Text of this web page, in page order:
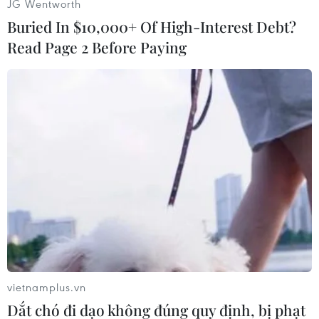
giản. Công ty đã phát triển một bộ đèn LED giúp
thực phẩm tăg trưởng có thể linh hoạt bù đắp
lượng ánh sáng thiếu trong Trang trại thông
Một đại diện của công ty cho biết, “Sau đại dịch
COVID-19, nhu cầu mở rộng thị trường Trang
trại thông minh ICT không chỉ trong nước mà ở
các nước có vĩ độ cao như Canada, Bắc Mỹ sẽ
tăng cao và sản phẩm sẽ đóng một vai trò lớn,
mang tới hiệu quả trực tiếp trong việc tiết kiệm
năng lượng.
JG Wentworth
Buried In $10,000+ Of High-Interest Debt?
Read Page 2 Before Paying
vietnamplus.vn
Dắt chó đi dạo không đúng quy định, bị phạt